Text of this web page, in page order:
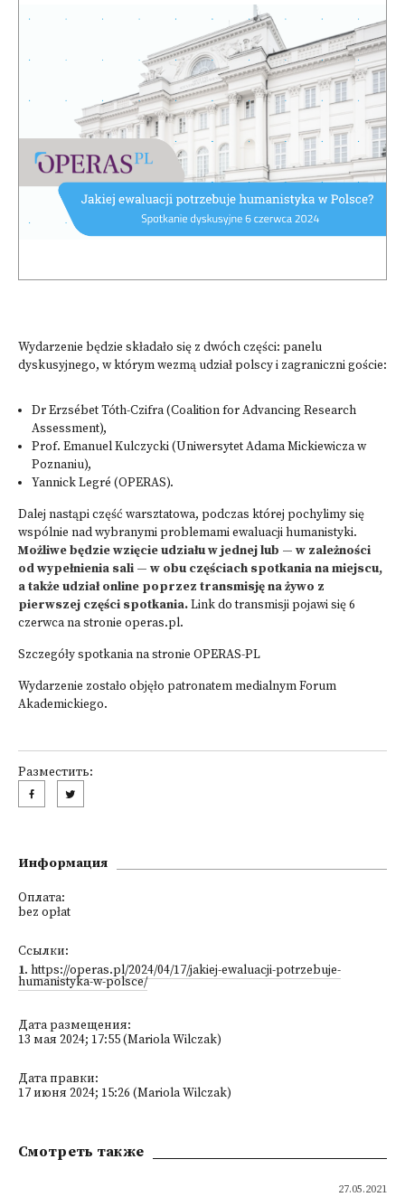
Wydarzenie będzie składało się z dwóch części: panelu
dyskusyjnego, w którym wezmą udział polscy i zagraniczni goście:
Dr Erzsébet Tóth-Czifra (Coalition for Advancing Research
Assessment),
Prof. Emanuel Kulczycki (Uniwersytet Adama Mickiewicza w
Poznaniu),
Yannick Legré (OPERAS).
Dalej nastąpi część warsztatowa, podczas której pochylimy się
wspólnie nad wybranymi problemami ewaluacji humanistyki.
Możliwe będzie wzięcie udziału w jednej lub — w zależności
od wypełnienia sali — w obu częściach spotkania na miejscu,
a także udział online poprzez transmisję na żywo z
pierwszej części spotkania.Link do transmisji pojawi się 6
czerwca na stronie operas.pl.
Szczegóły spotkaniana stronie OPERAS-PL
Wydarzenie zostało objęło patronatem medialnymForum
Akademickiego.
Разместить:
Информация
Оплата:
bez opłat
Ссылки:
1. https://operas.pl/2024/04/17/jakiej-ewaluacji-potrzebuje-
humanistyka-w-polsce/
Дата размещения:
13 мая 2024; 17:55 (Mariola Wilczak)
Дата правки:
17 июня 2024; 15:26 (Mariola Wilczak)
Смотреть также
27.05.2021